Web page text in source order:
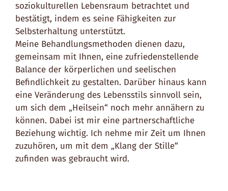
soziokulturellen Lebensraum betrachtet und
bestätigt, indem es seine Fähigkeiten zur
Selbsterhaltung unterstützt.
Meine Behandlungsmethoden dienen dazu,
gemeinsam mit Ihnen, eine zufriedenstellende
Balance der körperlichen und seelischen
Befindlichkeit zu gestalten. Darüber hinaus kann
eine Veränderung des Lebensstils sinnvoll sein,
um sich dem „Heilsein“ noch mehr annähern zu
können. Dabei ist mir eine partnerschaftliche
Beziehung wichtig. Ich nehme mir Zeit um Ihnen
zuzuhören, um mit dem „Klang der Stille“
zufinden was gebraucht wird.